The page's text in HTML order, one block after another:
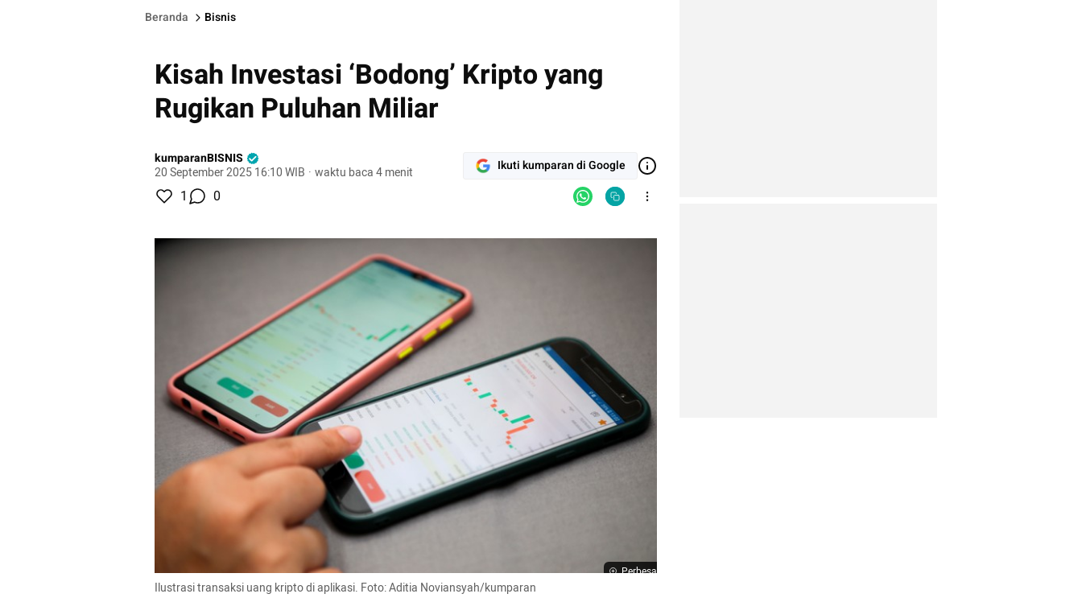
Beranda Bisnis
Kisah Investasi ‘Bodong’ Kripto yang
Rugikan Puluhan Miliar
kumparanBISNIS
20 September 2025 16:10 WIB · waktu baca 4 menit Ikuti kumparan di Google
1 0
Perbesar
Ilustrasi transaksi uang kripto di aplikasi. Foto: Aditia Noviansyah/kumparan